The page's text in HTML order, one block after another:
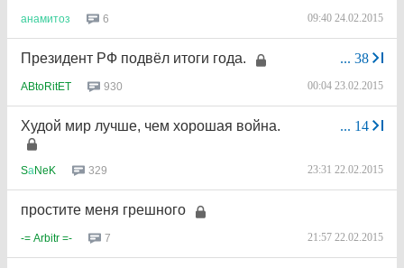
анамитоз 6 09:40 24.02.2015
... 38
Президент РФ подвёл итоги года.
ABtoRitET 930 00:04 23.02.2015
... 14
Худой мир лучше, чем хорошая война.
SаNeK 329 23:31 22.02.2015
простите меня грешного
-= Arbitr =- 7 21:57 22.02.2015